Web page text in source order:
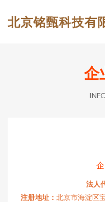
北京铭甄科技有
企
法人
注册地址： 北京市海淀区